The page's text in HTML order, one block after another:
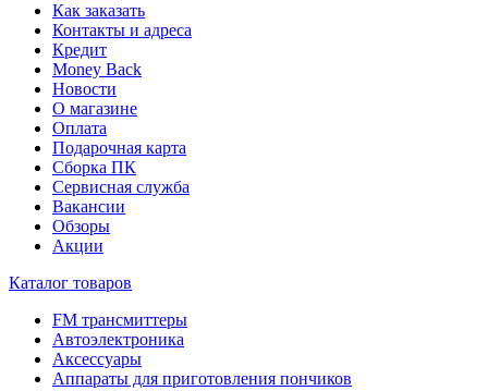
Как заказать
Контакты и адреса
Кредит
Money Back
Новости
О магазине
Оплата
Подарочная карта
Сборка ПК
Сервисная служба
Вакансии
Обзоры
Акции
Каталог товаров
FM трансмиттеры
Автоэлектроника
Аксессуары
Аппараты для приготовления пончиков